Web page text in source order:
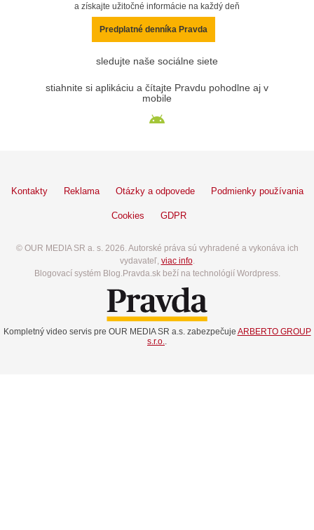
a získajte užitočné informácie na každý deň
Predplatné denníka Pravda
sledujte naše sociálne siete
stiahnite si aplikáciu a čítajte Pravdu pohodlne aj v
mobile
Kontakty Reklama Otázky a odpovede Podmienky používania
Cookies GDPR
© OUR MEDIA SR a. s. 2026. Autorské práva sú vyhradené a vykonáva ich
vydavateľ, viac info.
Blogovací systém Blog.Pravda.sk beží na technológií Wordpress.
Kompletný video servis pre OUR MEDIA SR a.s. zabezpečuje ARBERTO GROUP
s.r.o..